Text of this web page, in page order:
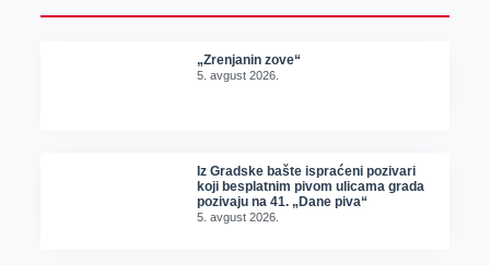
„Zrenjanin zove“
5. avgust 2026.
Iz Gradske bašte ispraćeni pozivari
koji besplatnim pivom ulicama grada
pozivaju na 41. „Dane piva“
5. avgust 2026.